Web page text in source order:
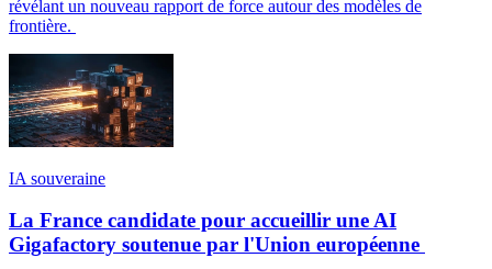
révélant un nouveau rapport de force autour des modèles de
frontière.
IA souveraine
La France candidate pour accueillir une AI
Gigafactory soutenue par l'Union européenne